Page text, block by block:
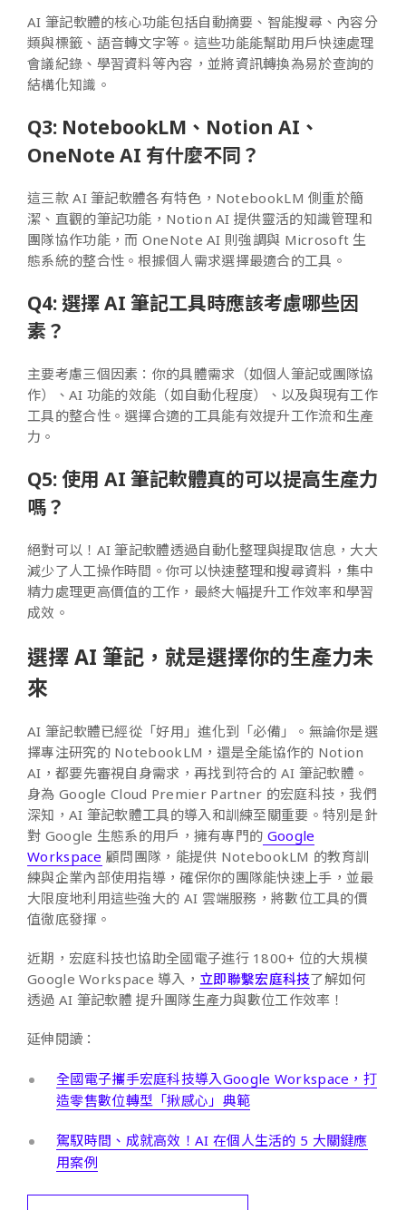
AI 筆記軟體的核心功能包括自動摘要、智能搜尋、內容分
類與標籤、語音轉文字等。這些功能能幫助用戶快速處理
會議紀錄、學習資料等內容，並將資訊轉換為易於查詢的
結構化知識。
Q3: NotebookLM、Notion AI、
OneNote AI 有什麼不同？
這三款 AI 筆記軟體各有特色，NotebookLM 側重於簡
潔、直觀的筆記功能，Notion AI 提供靈活的知識管理和
團隊協作功能，而 OneNote AI 則強調與 Microsoft 生
態系統的整合性。根據個人需求選擇最適合的工具。
Q4: 選擇 AI 筆記工具時應該考慮哪些因
素？
主要考慮三個因素：你的具體需求（如個人筆記或團隊協
作）、AI 功能的效能（如自動化程度）、以及與現有工作
工具的整合性。選擇合適的工具能有效提升工作流和生產
力。
Q5: 使用 AI 筆記軟體真的可以提高生產力
嗎？
絕對可以！AI 筆記軟體透過自動化整理與提取信息，大大
減少了人工操作時間。你可以快速整理和搜尋資料，集中
精力處理更高價值的工作，最終大幅提升工作效率和學習
成效。
選擇 AI 筆記，就是選擇你的生產力未
來
AI 筆記軟體已經從「好用」進化到「必備」。無論你是選
擇專注研究的 NotebookLM，還是全能協作的 Notion
AI，都要先審視自身需求，再找到符合的 AI 筆記軟體。
身為 Google Cloud Premier Partner 的宏庭科技，我們
深知，AI 筆記軟體工具的導入和訓練至關重要。特別是針
對 Google 生態系的用戶，擁有專門的 Google
Workspace 顧問團隊，能提供 NotebookLM 的教育訓
練與企業內部使用指導，確保你的團隊能快速上手，並最
大限度地利用這些強大的 AI 雲端服務，將數位工具的價
值徹底發揮。
近期，宏庭科技也協助全國電子進行 1800+ 位的大規模
Google Workspace 導入， 立即聯繫宏庭科技了解如何
透過 AI 筆記軟體 提升團隊生產力與數位工作效率！
延伸閱讀：
全國電子攜手宏庭科技導入Google Workspace，打
造零售數位轉型「揪感心」典範
駕馭時間、成就高效！AI 在個人生活的 5 大關鍵應
用案例